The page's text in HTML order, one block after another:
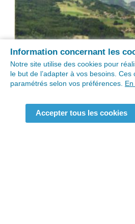
Information concernant les
Notre site utilise des cookies pour
le but de l’adapter à vos besoins.
paramétrés selon vos préférences.
Accepter tous les cookies